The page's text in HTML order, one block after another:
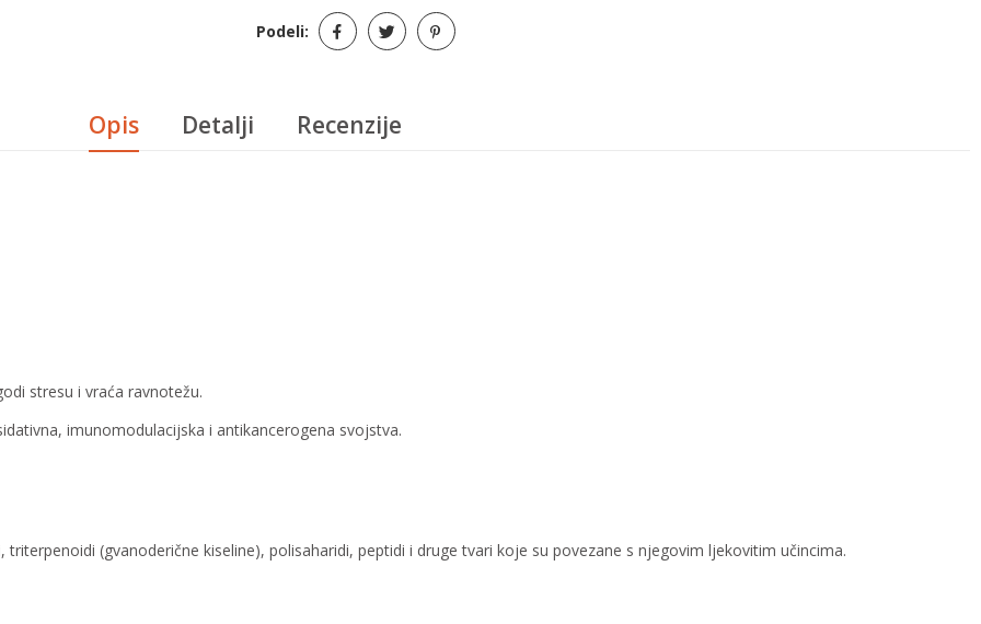
Podeli:
Opis Detalji Recenzije
stresu i vraća ravnotežu.
imunomodulacijska i antikancerogena svojstva.
(gvanoderične kiseline), polisaharidi, peptidi i druge tvari koje su povezane s njegovim ljekovitim učincima.